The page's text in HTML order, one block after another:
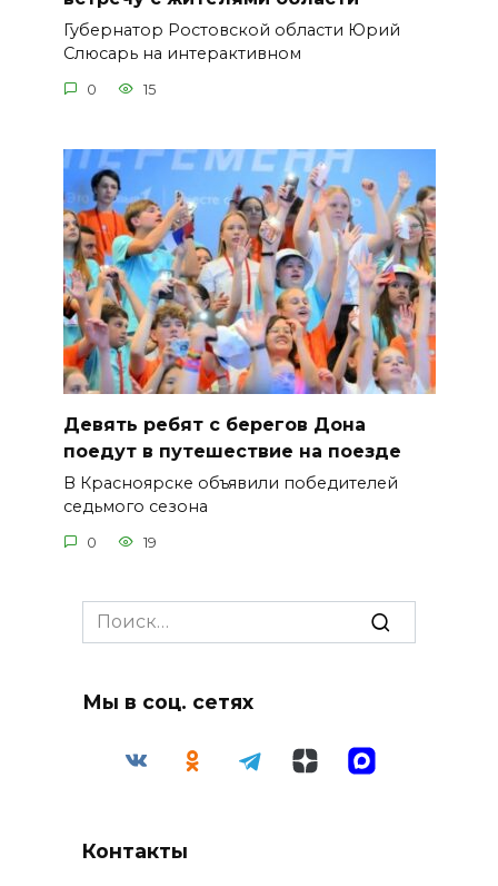
Губернатор Ростовской области Юрий
Слюсарь на интерактивном
0 15
Девять ребят с берегов Дона
поедут в путешествие на поезде
В Красноярске объявили победителей
седьмого сезона
0 19
Search
for:
Мы в соц. сетях
Контакты